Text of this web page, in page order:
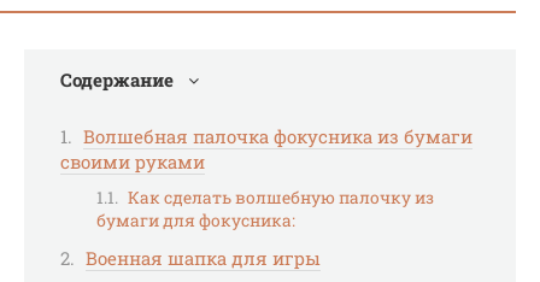
Содержание
Волшебная палочка фокусника из бумаги
своими руками
Как сделать волшебную палочку из
бумаги для фокусника:
Военная шапка для игры